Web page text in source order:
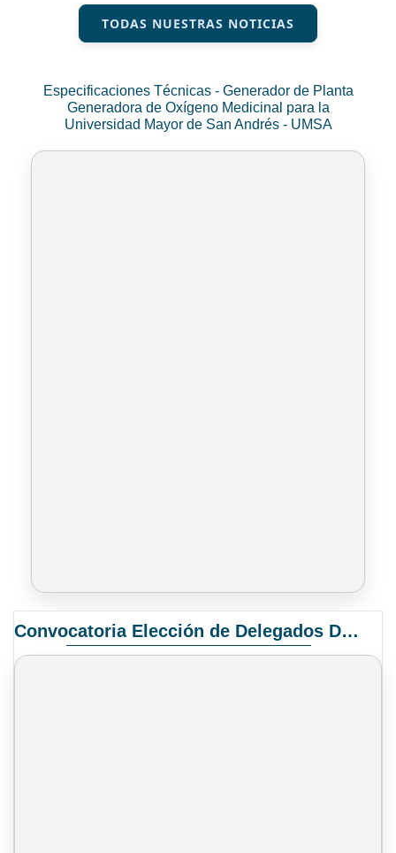
TODAS NUESTRAS NOTICIAS
Especificaciones Técnicas - Generador de Planta
Generadora de Oxígeno Medicinal para la
Universidad Mayor de San Andrés - UMSA
Convocatoria Elección de Delegados Docentes para el XIV Congreso Nacional de Universidades